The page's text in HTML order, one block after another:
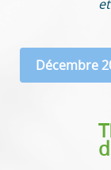
Décembre